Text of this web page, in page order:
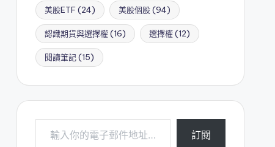
美股ETF(24) 美股個股(94)
認識期貨與選擇權(16) 選擇權(12)
閱讀筆記(15)
輸入你的電子郵件地址…
訂閱